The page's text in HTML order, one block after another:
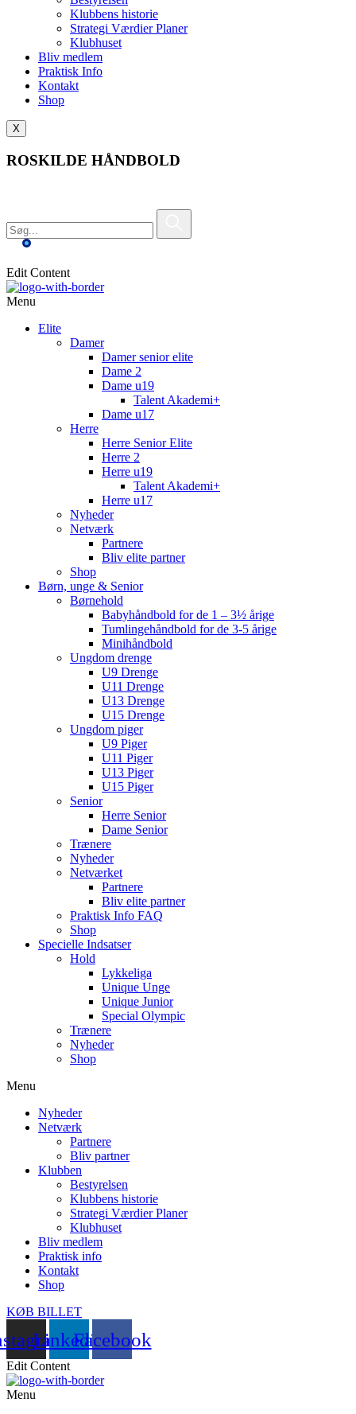
Klubbens historie
Strategi Værdier Planer
Klubhuset
Bliv medlem
Praktisk Info
Kontakt
Shop
X
ROSKILDE HÅNDBOLD
Edit Content
Menu
Elite
Damer
Damer senior elite
Dame 2
Dame u19
Talent Akademi+
Dame u17
Herre
Herre Senior Elite
Herre 2
Herre u19
Talent Akademi+
Herre u17
Nyheder
Netværk
Partnere
Bliv elite partner
Shop
Børn, unge & Senior
Børnehold
Babyhåndbold for de 1 – 3½ årige
Tumlingehåndbold for de 3-5 årige
Minihåndbold
Ungdom drenge
U9 Drenge
U11 Drenge
U13 Drenge
U15 Drenge
Ungdom piger
U9 Piger
U11 Piger
U13 Piger
U15 Piger
Senior
Herre Senior
Dame Senior
Trænere
Nyheder
Netværket
Partnere
Bliv elite partner
Praktisk Info FAQ
Shop
Specielle Indsatser
Hold
Lykkeliga
Unique Unge
Unique Junior
Special Olympic
Trænere
Nyheder
Shop
Menu
Nyheder
Netværk
Partnere
Bliv partner
Klubben
Bestyrelsen
Klubbens historie
Strategi Værdier Planer
Klubhuset
Bliv medlem
Praktisk info
Kontakt
Shop
KØB BILLET
LinkedinFacebook
Edit Content
Menu